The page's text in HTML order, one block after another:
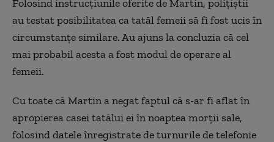
Folosind instrucțiunile oferite de Martin, polițiștii
au testat posibilitatea ca tatăl femeii să fi fost ucis în
circumstanțe similare. Au ajuns la concluzia că cel
mai probabil acesta a fost modul de operare al
femeii.
Cu toate că Martin a negat faptul că s-ar fi aflat în
apropierea casei tatălui ei în noaptea morții sale,
folosind datele înregistrate de turnurile de telefonie